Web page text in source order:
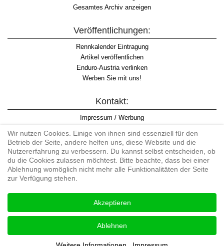
Gesamtes Archiv anzeigen
Veröffentlichungen:
Rennkalender Eintragung
Artikel veröffentlichen
Enduro-Austria verlinken
Werben Sie mit uns!
Kontakt:
Impressum / Werbung
Informationspflicht WKO
AGB
#enduroaustria, #wirlebenenduro #enduroaustriaracingteam
Enduro-Austria, Enduro, Endurosport, Endurocross, Endurotraining,
Endurotouren, Endurorennen, Hardenduro, Extreme Enduro
Wir nutzen Cookies. Einige von ihnen sind essenziell für den
Betrieb der Seite, andere helfen uns, diese Website und die
Nutzererfahrung zu verbessern. Du kannst selbst entscheiden, ob
du die Cookies zulassen möchtest. Bitte beachte, dass bei einer
Ablehnung womöglich nicht mehr alle Funktionalitäten der Seite
zur Verfügung stehen.
Akzeptieren
Ablehnen